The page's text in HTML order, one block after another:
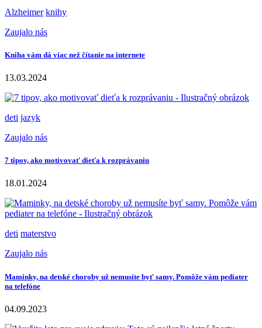
Alzheimer knihy
Zaujalo nás
Kniha vám dá viac než čítanie na internete
13.03.2024
deti jazyk
Zaujalo nás
7 tipov, ako motivovať dieťa k rozprávaniu
18.01.2024
deti materstvo
Zaujalo nás
Maminky, na detské choroby už nemusíte byť samy. Pomôže vám pediater
na telefóne
04.09.2023